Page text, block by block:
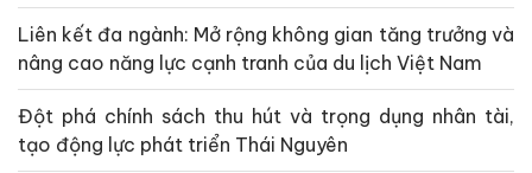
Liên kết đa ngành: Mở rộng không gian tăng trưởng và
nâng cao năng lực cạnh tranh của du lịch Việt Nam
Đột phá chính sách thu hút và trọng dụng nhân tài,
tạo động lực phát triển Thái Nguyên